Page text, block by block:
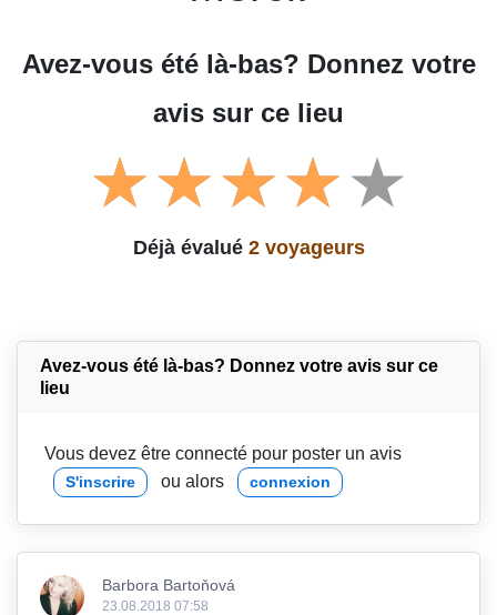
Avez-vous été là-bas? Donnez votre
avis sur ce lieu
Déjà évalué 2 voyageurs
Avez-vous été là-bas? Donnez votre avis sur ce
lieu
Vous devez être connecté pour poster un avis
S'inscrire ou alors connexion
Barbora Bartoňová
23.08.2018 07:58